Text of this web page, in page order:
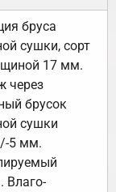
бруса
сушки, сорт
17 мм.
через
брусок
сушки
5 мм.
Влаго-